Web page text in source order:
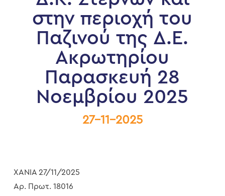
στην περιοχή του
Παζινού της Δ.Ε.
Ακρωτηρίου
Παρασκευή 28
Νοεμβρίου 2025
27-11-2025
ΧΑΝΙΑ 27/11/2025
Αρ. Πρωτ. 18016